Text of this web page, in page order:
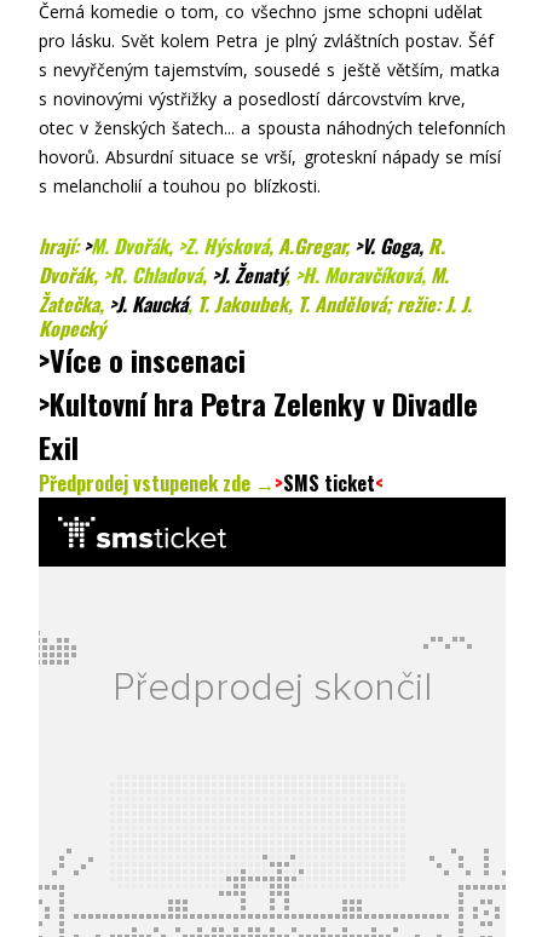
Černá komedie o tom, co všechno jsme schopni udělat
pro lásku. Svět kolem Petra je plný zvláštních postav. Šéf
s nevyřčeným tajemstvím, sousedé s ještě větším, matka
s novinovými výstřižky a posedlostí dárcovstvím krve,
otec v ženských šatech... a spousta náhodných telefonních
hovorů. Absurdní situace se vrší, groteskní nápady se mísí
s melancholií a touhou po blízkosti.
hrají:>M. Dvořák, >Z. Hýsková, A.Gregar, >V. Goga, R.
Dvořák, >R. Chladová, >J. Ženatý, >H. Moravčíková, M.
Žatečka, >J. Kaucká, T. Jakoubek, T. Andělová; režie: J. J.
Kopecký
>Více o inscenaci
>Kultovní hra Petra Zelenky v Divadle
Exil
Předprodej vstupenek zde →>SMS ticket<